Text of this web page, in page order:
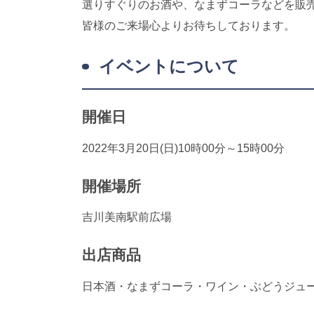
選りすぐりのお酒や、なまずコーラなどを販
皆様のご来場心よりお待ちしております。
イベントについて
開催日
2022年3月20日(日)10時00分～15時00分
開催場所
吉川美南駅前広場
出店商品
日本酒・なまずコーラ・ワイン・ぶどうジュ